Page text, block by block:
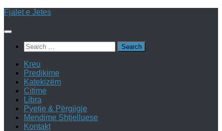
Skip
content
Fjalet e Jetes
Search
for:
Kreu
Predikime
Katekizëm
Citime
Libra
Pyetje & Përgjigje
Mendime Shtjelluese
Kontakt